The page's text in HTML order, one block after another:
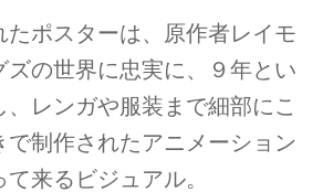
たポスターは、原作者レイモ
ズの世界に忠実に、９年とい
、レンガや服装まで細部にこ
で制作されたアニメーション
来るビジュアル。